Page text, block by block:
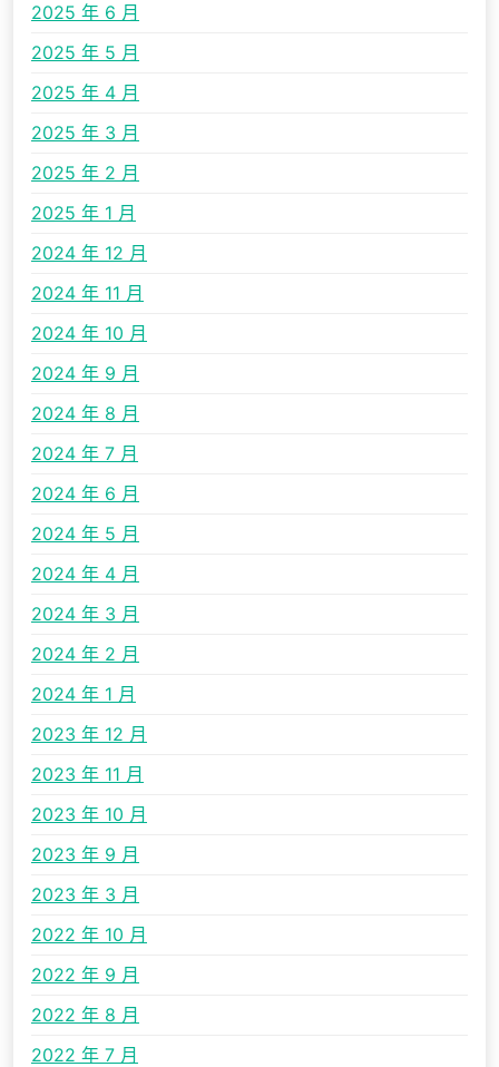
2025 年 6 月
2025 年 5 月
2025 年 4 月
2025 年 3 月
2025 年 2 月
2025 年 1 月
2024 年 12 月
2024 年 11 月
2024 年 10 月
2024 年 9 月
2024 年 8 月
2024 年 7 月
2024 年 6 月
2024 年 5 月
2024 年 4 月
2024 年 3 月
2024 年 2 月
2024 年 1 月
2023 年 12 月
2023 年 11 月
2023 年 10 月
2023 年 9 月
2023 年 3 月
2022 年 10 月
2022 年 9 月
2022 年 8 月
2022 年 7 月